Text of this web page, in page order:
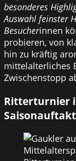
besonderes
Auswahl feinster
Besucherinnen
probieren, von
hin zu kräftig
mittelalterliches
Zwischenstopp
Ritterturnier